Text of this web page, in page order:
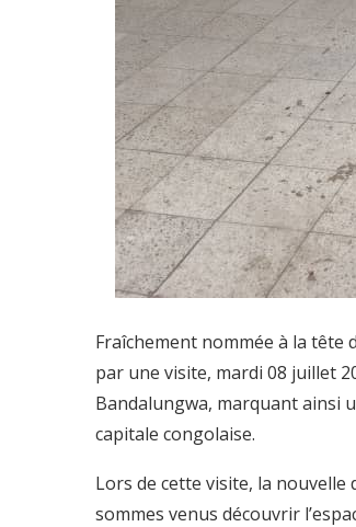
Fraîchement nommée à la tête
par une visite, mardi 08 juillet
Bandalungwa, marquant ainsi
capitale congolaise.
Lors de cette visite, la nouvelle
sommes venus découvrir